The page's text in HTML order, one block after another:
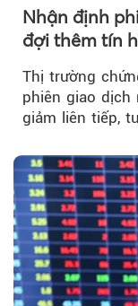
Nhận định
đợi thêm tín
Thị trường
phiên giao
giảm liên tiếp,